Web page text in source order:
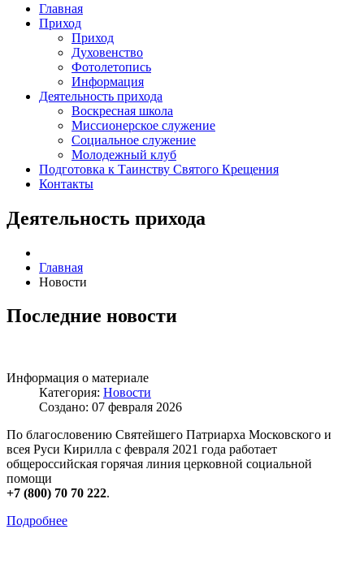
Главная
Приход
Приход
Духовенство
Фотолетопись
Информация
Деятельность прихода
Воскресная школа
Миссионерское служение
Социальное служение
Молодежный клуб
Подготовка к Таинству Святого Крещения
Контакты
Деятельность прихода
Главная
Новости
Последние новости
Информация о материале
Категория: Новости
Создано: 07 февраля 2026
По благословению Святейшего Патриарха Московского и
всея Руси Кирилла с февраля 2021 года работает
общероссийская горячая линия церковной социальной
помощи
+7 (800) 70 70 222.
Подробнее